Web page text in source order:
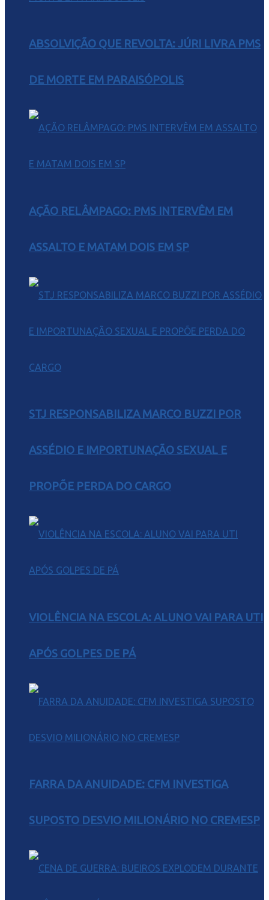
ABSOLVIÇÃO QUE REVOLTA: JÚRI LIVRA PMS
DE MORTE EM PARAISÓPOLIS
AÇÃO RELÂMPAGO: PMS INTERVÊM EM
ASSALTO E MATAM DOIS EM SP
STJ RESPONSABILIZA MARCO BUZZI POR
ASSÉDIO E IMPORTUNAÇÃO SEXUAL E
PROPÕE PERDA DO CARGO
VIOLÊNCIA NA ESCOLA: ALUNO VAI PARA UTI
APÓS GOLPES DE PÁ
FARRA DA ANUIDADE: CFM INVESTIGA
SUPOSTO DESVIO MILIONÁRIO NO CREMESP